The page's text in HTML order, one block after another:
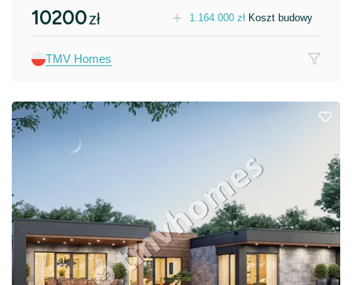
10200zł 1.164.000 zł Koszt budowy
TMV Homes